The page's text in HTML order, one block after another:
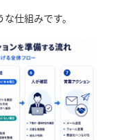
仕組みです。